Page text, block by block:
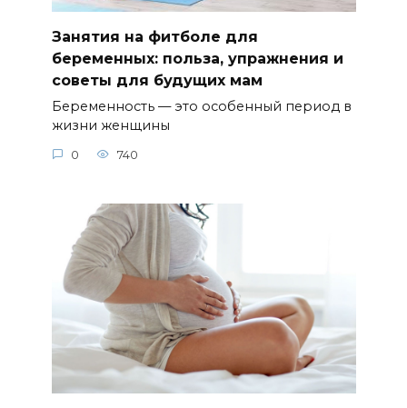
Занятия на фитболе для
беременных: польза, упражнения и
советы для будущих мам
Беременность — это особенный период в
жизни женщины
0 740